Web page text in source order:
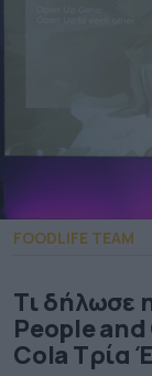
FOODLIFE TEAM
Τι δήλωσε
People
Cola Τρία